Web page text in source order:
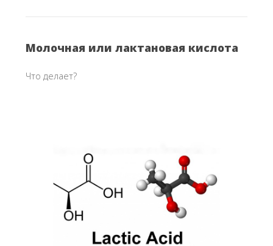
Молочная или лактановая кислота
Что делает?